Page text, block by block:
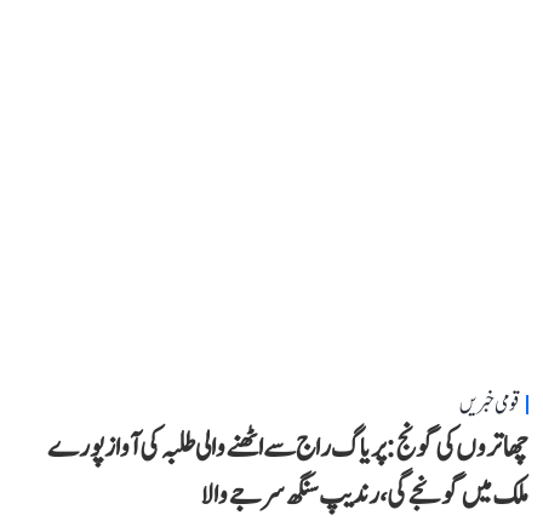
قومی خبریں
چھاتروں کی گونج: پریاگ راج سے اٹھنے والی طلبہ کی آواز پورے
ملک میں گونجے گی، رندیپ سنگھ سرجے والا